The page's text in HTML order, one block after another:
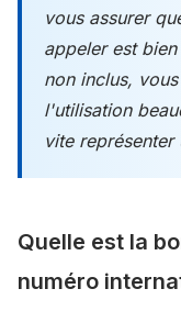
vous assurer
appeler est
non inclus,
l'utilisation
vite représenter
Quelle est la
numéro